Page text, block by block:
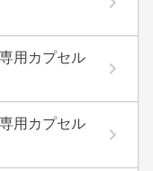
用カプセル
用カプセル